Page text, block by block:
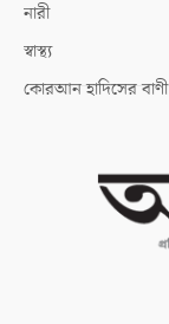
নারী
স্বাস্থ্য
কোরআন হাদিসের বাণী